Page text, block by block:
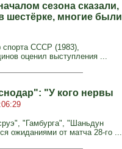
сезона сказали,
шестёрке, многие были
спорта СССР (1983),
оценил выступления ...
"У кого нервы
"Гамбурга", "Шаньдун
ожиданиями от матча 28-го ...